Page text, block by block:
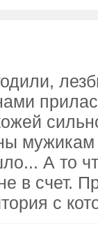
мужикам
А то
в счет.
с